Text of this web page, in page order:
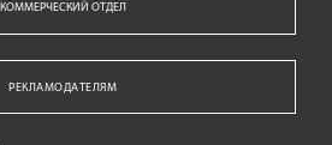
КОММЕРЧЕСКИЙ ОТДЕЛ
РЕКЛАМОДАТЕЛЯМ